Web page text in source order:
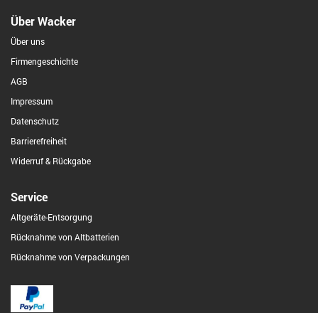
Über Wacker
Über uns
Firmengeschichte
AGB
Impressum
Datenschutz
Barrierefreiheit
Widerruf & Rückgabe
Service
Altgeräte-Entsorgung
Rücknahme von Altbatterien
Rücknahme von Verpackungen